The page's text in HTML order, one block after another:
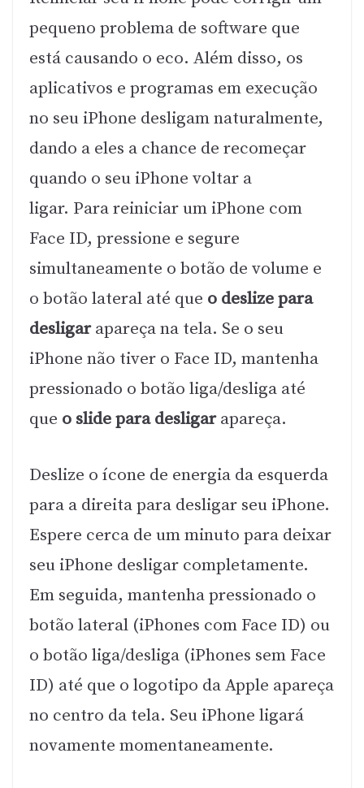
pequeno problema de software que
está causando o eco. Além disso, os
aplicativos e programas em execução
no seu iPhone desligam naturalmente,
dando a eles a chance de recomeçar
quando o seu iPhone voltar a
ligar. Para reiniciar um iPhone com
Face ID, pressione e segure
simultaneamente o botão de volume e
o botão lateral até que o deslize para
desligarapareça na tela. Se o seu
iPhone não tiver o Face ID, mantenha
pressionado o botão liga/desliga até
que o slide para desligarapareça.
Deslize o ícone de energia da esquerda
para a direita para desligar seu iPhone.
Espere cerca de um minuto para deixar
seu iPhone desligar completamente.
Em seguida, mantenha pressionado o
botão lateral (iPhones com Face ID) ou
o botão liga/desliga (iPhones sem Face
ID) até que o logotipo da Apple apareça
no centro da tela. Seu iPhone ligará
novamente momentaneamente.